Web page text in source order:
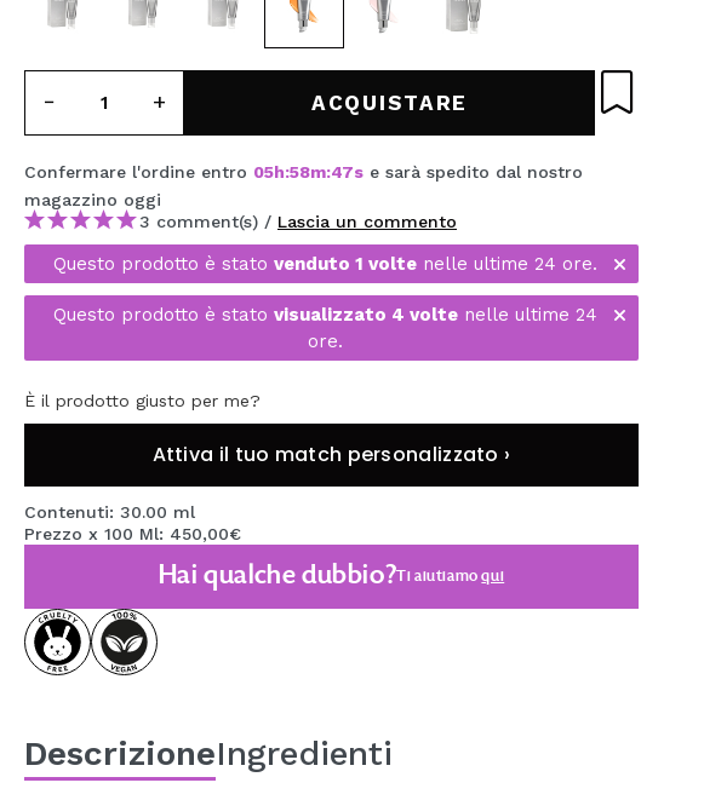
MAQUIFARMA
KOREA ZONE
NATURE
SPECIALE
OUTLET
PROSSIMAMENTE
ACQUISTARE
Confermare l'ordine entro 05h:58m:45se sarà spedito dal nostro
magazzino oggi
3 comment(s) / Lascia un commento
Questo prodotto è stato venduto 1 volte nelle ultime 24 ore.
Questo prodotto è stato visualizzato 4 volte nelle ultime 24
ore.
È il prodotto giusto per me?
Attiva il tuo match personalizzato ›
Contenuti: 30.00 ml
Prezzo x 100 Ml: 450,00€
Hai qualche dubbio?Ti aiutiamoqui
DescrizioneIngredienti